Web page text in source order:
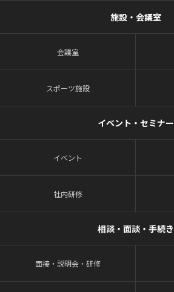
施設・会議室
会議室
スポーツ施設
イベント・セミナー
イベント
社内研修
相談・面談・手続き
面接・説明会・研修